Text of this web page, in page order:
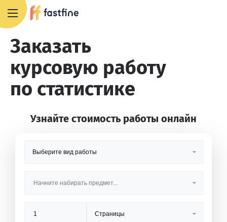
Заказать
курсовую работу
по статистике
Узнайте стоимость работы онлайн